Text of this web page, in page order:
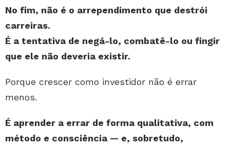
No fim, não é o arrependimento que destrói
carreiras.
É a tentativa de negá-lo, combatê-lo ou fingir
que ele não deveria existir.
Porque crescer como investidor não é errar
menos.
É aprender a errar de forma qualitativa, com
método e consciência — e, sobretudo,